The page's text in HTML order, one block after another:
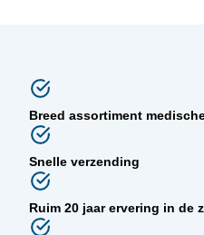
Breed assortiment
Snelle verzending
Ruim 20 jaar ervering in de